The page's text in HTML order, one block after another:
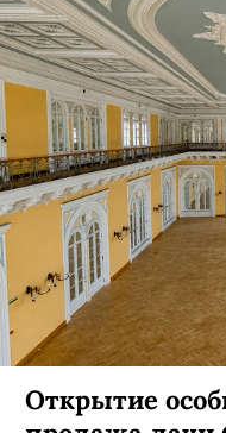
Открытие